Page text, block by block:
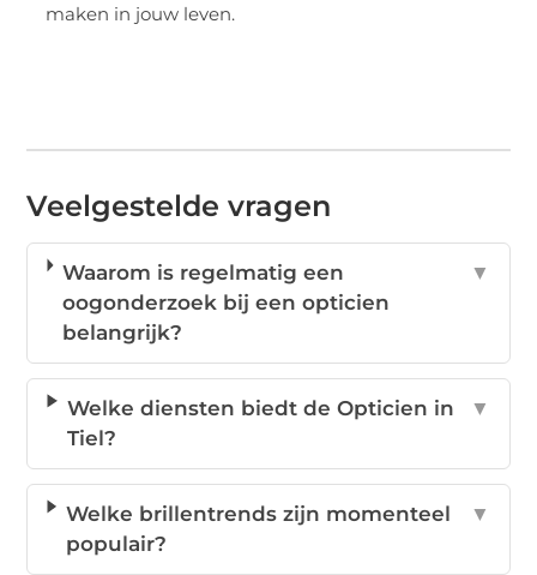
maken in jouw leven.
Veelgestelde vragen
Waarom is regelmatig een
oogonderzoek bij een opticien
belangrijk?
▼
Welke diensten biedt de Opticien in
Tiel?
▼
Welke brillentrends zijn momenteel
populair?
▼